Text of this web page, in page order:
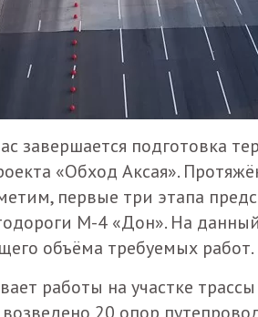
завершается подготовка
«Обход Аксая».
первые три этапа
М-4 «Дон». На
объёма требуемых работ.
работы на участке
20 опор